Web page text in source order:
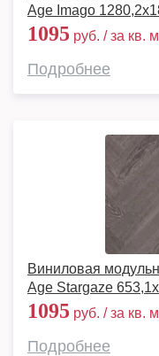
Age Imago
1095 руб. / за кв.
Подробнее
Виниловая
Age Stargaze
1095 руб. / за кв.
Подробнее